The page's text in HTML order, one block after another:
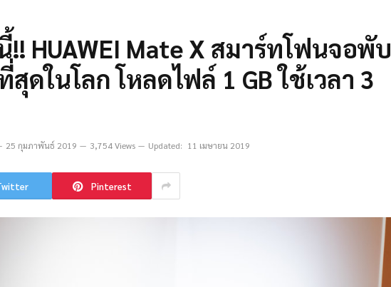
HUAWEI Mate X สมาร์ทโฟนจอพับ
สุดในโลก โหลดไฟล์ 1 GB ใช้เวลา 3
25 กุมภาพันธ์ 2019 3,754 Views Updated: 11 เมษายน 2019
Pinterest